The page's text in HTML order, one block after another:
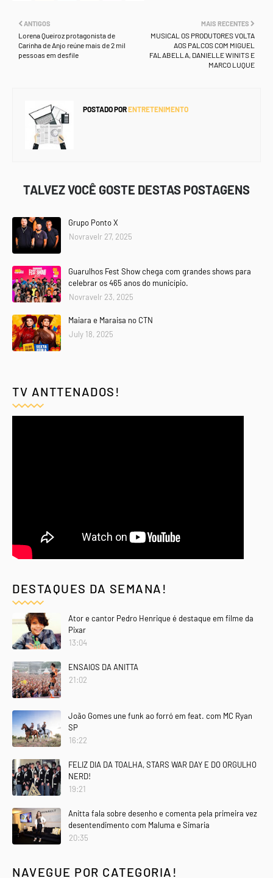
MAIS RECENTES
MUSICAL OS PRODUTORES VOLTA
AOS PALCOS COM MIGUEL
FALABELLA, DANIELLE WINITS E
MARCO LUQUE
ANTIGOS
Lorena Queiroz protagonista de
Carinha de Anjo reúne mais de 2 mil
pessoas em desfile
POSTADO PORENTRETENIMENTO
TALVEZ VOCÊ GOSTE DESTAS POSTAGENS
Grupo Ponto X
Novravelr 27, 2025
Guarulhos Fest Show chega com grandes shows para
celebrar os 465 anos do município.
Novravelr 23, 2025
Maiara e Maraisa no CTN
July 18, 2025
TV ANTTENADOS!
DESTAQUES DA SEMANA!
Ator e cantor Pedro Henrique é destaque em filme da
Pixar
13:04
ENSAIOS DA ANITTA
21:02
João Gomes une funk ao forró em feat. com MC Ryan
SP
16:22
FELIZ DIA DA TOALHA, STARS WAR DAY E DO ORGULHO
NERD!
19:21
Anitta fala sobre desenho e comenta pela primeira vez
desentendimento com Maluma e Simaria
20:35
NAVEGUE POR CATEGORIA!